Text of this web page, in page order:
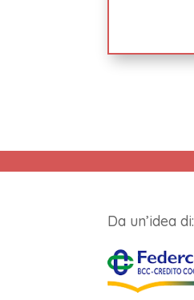
Da un’idea di: